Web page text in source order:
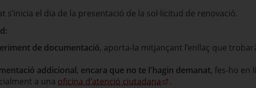
s’inicia el dia de la presentació de la sol·licitud de renovació.
de documentació, aporta-la mitjançant l’enllaç que
addicional, encara que no te l'hagin demanat, fes-ho en
a una oficina d'atenció ciutadana .